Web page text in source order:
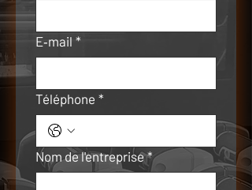
E‑mail *
Téléphone *
Nom de l'entreprise *